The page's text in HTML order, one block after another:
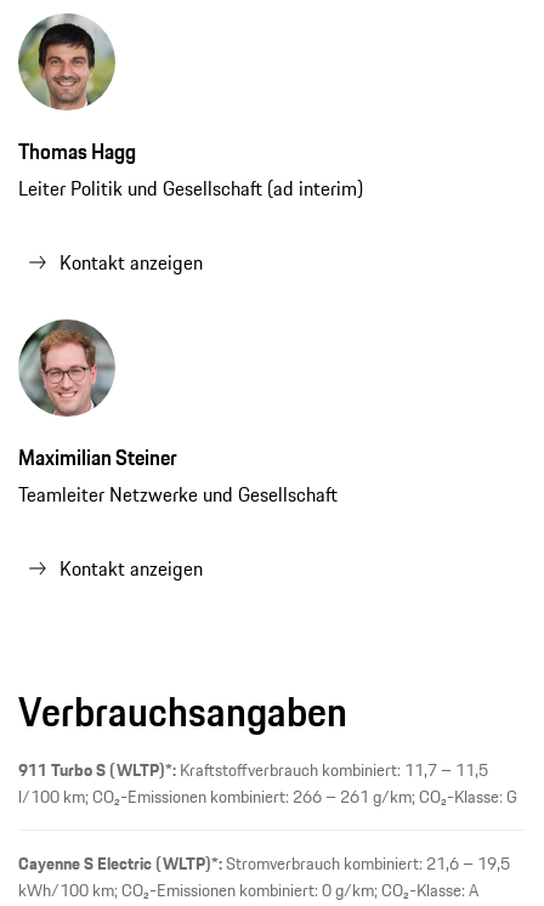
Thomas Hagg
Leiter Politik und Gesellschaft (ad interim)
Kontakt anzeigen
Maximilian Steiner
Teamleiter Netzwerke und Gesellschaft
Kontakt anzeigen
Verbrauchsangaben
911 Turbo S (WLTP)*:Kraftstoffverbrauch kombiniert: 11,7 – 11,5
l/100 km; CO₂-Emissionen kombiniert: 266 – 261 g/km; CO₂-Klasse: G
Cayenne S Electric (WLTP)*:Stromverbrauch kombiniert: 21,6 – 19,5
kWh/100 km; CO₂-Emissionen kombiniert: 0 g/km; CO₂-Klasse: A